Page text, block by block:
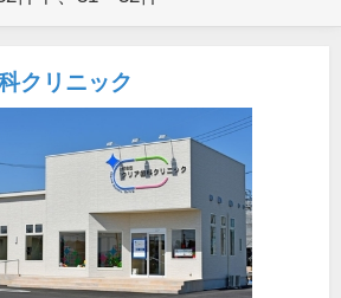
クリニック